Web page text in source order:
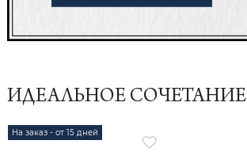
ИДЕАЛЬНОЕ СОЧЕТАНИЕ
На заказ - от 15 дней